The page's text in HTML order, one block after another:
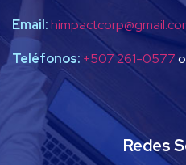
Email:
Teléfonos: +507 261-0577o
Redes